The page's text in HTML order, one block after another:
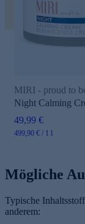
MIRI - proud to
Night Calming
49,99 €
499,90 € / 1 l
Mögliche
Typische
anderem: